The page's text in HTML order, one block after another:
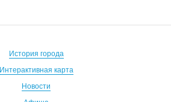
История города
Интерактивная карта
Новости